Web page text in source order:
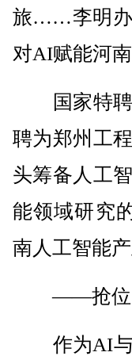
旅……李明办
对AI赋能河
国家特聘
聘为郑州工
头筹备人工
能领域研究
南人工智能产
——抢位，
作为AI与